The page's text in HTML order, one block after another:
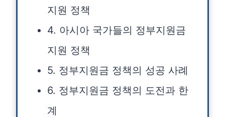
지원 정책
4. 아시아 국가들의 정부지원금
지원 정책
5. 정부지원금 정책의 성공 사례
6. 정부지원금 정책의 도전과 한
계